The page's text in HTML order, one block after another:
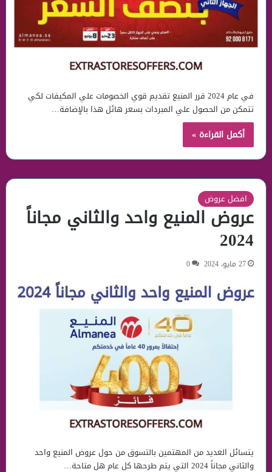
في عام 2024 قرر المنيع تقديم قوي الخصومات علي المكيفات لكي
تتمكن من الحصول علي المبردات بسعر هائل هذا بالإضافة…
أكمل القراءة »
افضل عروض
عروض المنيع واحد والثاني مجاناً
2024
27 مايو، 2024 0
يتسائل العديد من المهتمين بالتسوق من حول عروض المنيع واحد
والثاني مجاناً 2024 التي يتم طرحها كل عام هل متاحة…